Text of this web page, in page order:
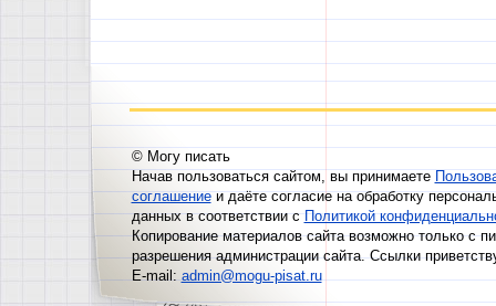
© Могу писать
Начав пользоваться сайтом, вы принимаете
соглашениеи даёте согласие на обработку
данных в соответствии сПолитикой
Копирование материалов сайта возможно только с
разрешения администрации сайта. Ссылки
E-mail:admin@mogu-pisat.ru